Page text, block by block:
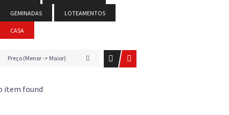
GEMINADAS LOTEAMENTOS
CASA
Preço (Menor -> Maior)
item found